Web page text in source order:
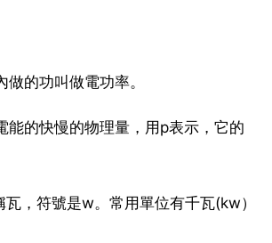
的功叫做電功率。
能的快慢的物理量，用p表示，它的
，符號是w。常用單位有千瓦(kw）